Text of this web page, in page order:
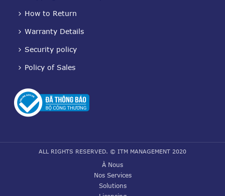
How to Return
Warranty Details
Security policy
Policy of Sales
ALL RIGHTS RESERVED. © ITM MANAGEMENT 2020
À Nous
Nos Services
Solutions